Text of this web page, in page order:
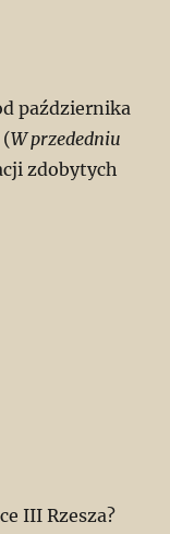
października
(W przededniu
zdobytych
III Rzesza?